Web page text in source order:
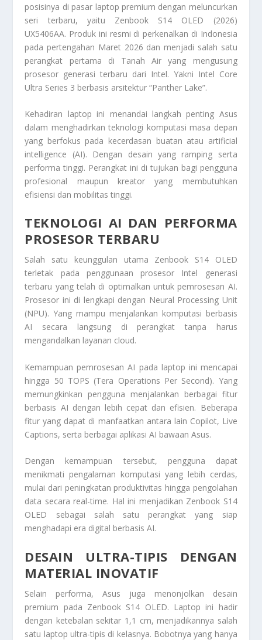
posisinya di pasar laptop premium dengan meluncurkan
seri terbaru, yaitu Zenbook S14 OLED (2026)
UX5406AA. Produk ini resmi di perkenalkan di Indonesia
pada pertengahan Maret 2026 dan menjadi salah satu
perangkat pertama di Tanah Air yang mengusung
prosesor generasi terbaru dari Intel. Yakni Intel Core
Ultra Series 3 berbasis arsitektur “Panther Lake”.
Kehadiran laptop ini menandai langkah penting Asus
dalam menghadirkan teknologi komputasi masa depan
yang berfokus pada kecerdasan buatan atau artificial
intelligence (AI). Dengan desain yang ramping serta
performa tinggi. Perangkat ini di tujukan bagi pengguna
profesional maupun kreator yang membutuhkan
efisiensi dan mobilitas tinggi.
TEKNOLOGI AI DAN PERFORMA
PROSESOR TERBARU
Salah satu keunggulan utama Zenbook S14 OLED
terletak pada penggunaan prosesor Intel generasi
terbaru yang telah di optimalkan untuk pemrosesan AI.
Prosesor ini di lengkapi dengan Neural Processing Unit
(NPU). Yang mampu menjalankan komputasi berbasis
AI secara langsung di perangkat tanpa harus
mengandalkan layanan cloud.
Kemampuan pemrosesan AI pada laptop ini mencapai
hingga 50 TOPS (Tera Operations Per Second). Yang
memungkinkan pengguna menjalankan berbagai fitur
berbasis AI dengan lebih cepat dan efisien. Beberapa
fitur yang dapat di manfaatkan antara lain Copilot, Live
Captions, serta berbagai aplikasi AI bawaan Asus.
Dengan kemampuan tersebut, pengguna dapat
menikmati pengalaman komputasi yang lebih cerdas,
mulai dari peningkatan produktivitas hingga pengolahan
data secara real-time. Hal ini menjadikan Zenbook S14
OLED sebagai salah satu perangkat yang siap
menghadapi era digital berbasis AI.
DESAIN ULTRA-TIPIS DENGAN
MATERIAL INOVATIF
Selain performa, Asus juga menonjolkan desain
premium pada Zenbook S14 OLED. Laptop ini hadir
dengan ketebalan sekitar 1,1 cm, menjadikannya salah
satu laptop ultra-tipis di kelasnya. Bobotnya yang hanya